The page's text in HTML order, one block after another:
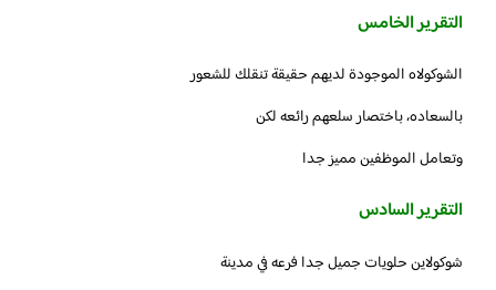
التقرير الخامس
الشوكولاه الموجودة لديهم حقيقة تنقلك للشعور
بالسعاده، باختصار سلعهم رائعه لكن
وتعامل الموظفين مميز جدا
التقرير السادس
شوكولاين حلويات جميل جدا فرعه في مدينة